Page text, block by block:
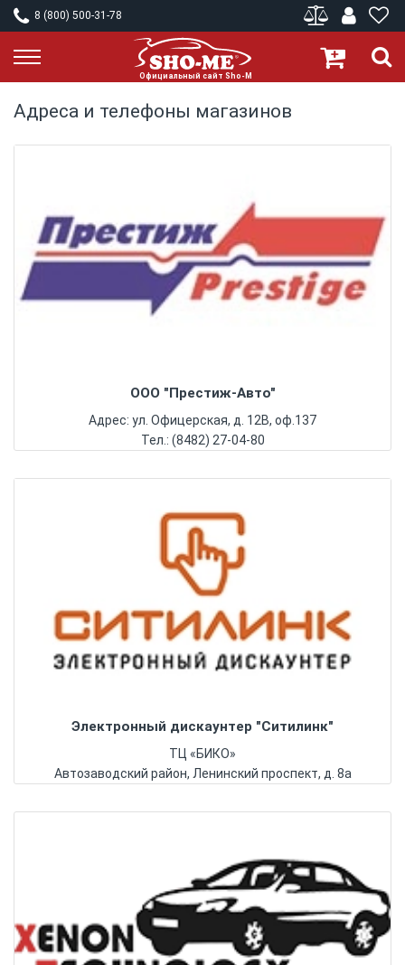
8 (800) 500-31-78
Адреса и телефоны магазинов
ООО "Престиж-Авто"
Адрес: ул. Офицерская, д. 12В, оф.137
Тел.: (8482) 27-04-80
Электронный дискаунтер "Ситилинк"
ТЦ «БИКО»
Автозаводский район, Ленинский проспект, д. 8а